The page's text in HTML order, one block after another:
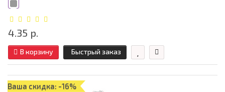
4.35 р.
В корзину Быстрый заказ
Ваша скидка: -16%